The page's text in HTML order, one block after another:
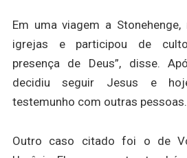
Em uma viagem a
igrejas e participou de
presença de Deus”, disse.
decidiu seguir Jesus e
testemunho com outras pessoas.
Outro caso citado foi o de